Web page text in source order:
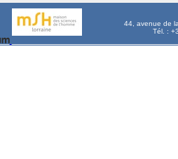
44, avenue de
Tél. :